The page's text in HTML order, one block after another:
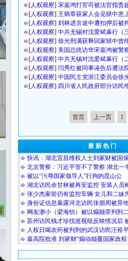
[人权观察] 宋嘉鸿打官司被法官指责
[人权观察] 王炳章获家人会见狱中患
[人权观察] 刘林进京途中遭扣押后被
[人权观察] 中共无锡对沈爱斌暴行（三
[人权观察] 徐光刑满获释回家狱中曾
[人权观察] 美国总统访华宋嘉鸿被警
[人权观察] 中共无锡对沈爱斌暴行（二
[人权观察] 闫秀红被同事诬告后遭法
[人权观察] 中国民主党浙江委员会徐
[人权观察] 四川省人民政府部分访民
首页 上一页 1
最 新 热 门
快讯：湖北宜昌维权人士刘家财被国
北京警察：习近平管不了警察 湖北一
被以“污辱国家领导人”行拘的昆山公
湖北访民余甘林被再安监控 安装人员
张少杰家前仍有监控车辆 女儿和二妹
身份证信息暴露河北访民张朋周被异
网友渺小（梁海怡）被以煽颠罪判刑
苏州访民钱才珍找巡视组反映情况后
人权日喝农药被判刑的武汉访民汪裕
最高院批准 刘家财“煽动颠覆国家政权